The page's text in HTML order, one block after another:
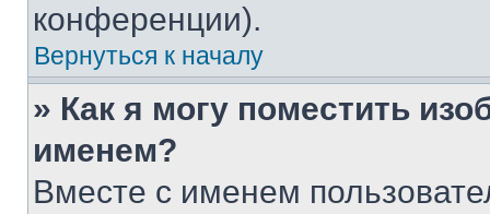
конференции).
Вернуться к началу
» Как я могу поместить
именем?
Вместе с именем